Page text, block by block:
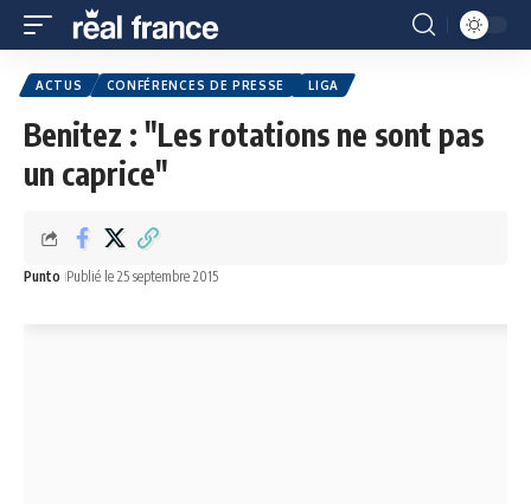
ACTUS CONFÉRENCES DE PRESSE LIGA
Benitez : "Les rotations ne sont pas
un caprice"
Punto Publié le 25 septembre 2015